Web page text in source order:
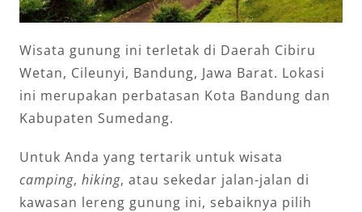
Wisata gunung ini terletak di Daerah Cibiru
Wetan, Cileunyi, Bandung, Jawa Barat. Lokasi
ini merupakan perbatasan Kota Bandung dan
Kabupaten Sumedang.
Untuk Anda yang tertarik untuk wisata
camping, hiking, atau sekedar jalan-jalan di
kawasan lereng gunung ini, sebaiknya pilih